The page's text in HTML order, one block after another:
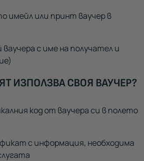
имейл или принт ваучер в
с име на получател и
ИЗПОЛЗВА СВОЯ ВАУЧЕР?
код от ваучера си в полето
с информация, необходима